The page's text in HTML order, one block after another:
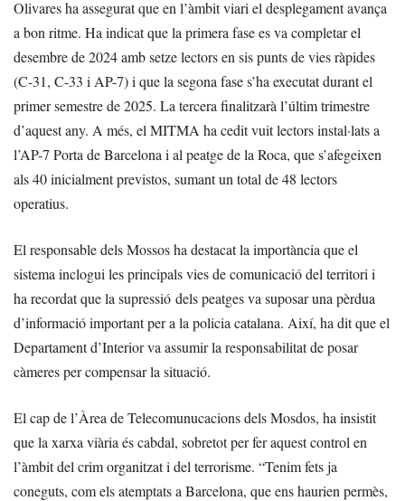
Olivares ha assegurat que en l’àmbit viari el desplegament avança
a bon ritme. Ha indicat que la primera fase es va completar el
desembre de 2024 amb setze lectors en sis punts de vies ràpides
(C-31, C-33 i AP-7) i que la segona fase s’ha executat durant el
primer semestre de 2025. La tercera finalitzarà l’últim trimestre
d’aquest any. A més, el MITMA ha cedit vuit lectors instal·lats a
l’AP-7 Porta de Barcelona i al peatge de la Roca, que s’afegeixen
als 40 inicialment previstos, sumant un total de 48 lectors
operatius.
El responsable dels Mossos ha destacat la importància que el
sistema inclogui les principals vies de comunicació del territori i
ha recordat que la supressió dels peatges va suposar una pèrdua
d’informació important per a la policia catalana. Així, ha dit que el
Departament d’Interior va assumir la responsabilitat de posar
càmeres per compensar la situació.
El cap de l’Àrea de Telecomunucacions dels Mosdos, ha insistit
que la xarxa viària és cabdal, sobretot per fer aquest control en
l’àmbit del crim organitzat i del terrorisme. “Tenim fets ja
coneguts, com els atemptats a Barcelona, que ens haurien permès,